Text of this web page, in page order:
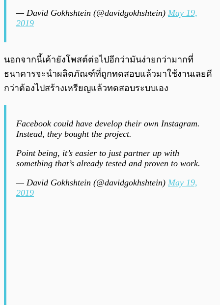
— David Gokhshtein (@davidgokhshtein) May 19,
2019
นอกจากนี้เค้ายังโพสต์ต่อไปอีกว่ามันง่ายกว่ามากที่
ธนาคารจะนำผลิตภัณฑ์ที่ถูกทดสอบแล้วมาใช้งานเลยดี
กว่าต้องไปสร้างเหรียญแล้วทดสอบระบบเอง
Facebook could have develop their own Instagram.
Instead, they bought the project.
Point being, it’s easier to just partner up with
something that’s already tested and proven to work.
— David Gokhshtein (@davidgokhshtein) May 19,
2019